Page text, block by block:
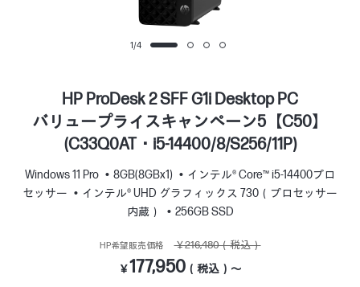
1/4
HP ProDesk 2 SFF G1i Desktop PC
バリュープライスキャンペーン5【C50】
(C33Q0AT・i5-14400/8/S256/11P)
Windows 11 Pro 8GB(8GBx1)
インテル® Core™ i5-14400プロ
セッサー
インテル® UHD グラフィックス 730（プロセッサー
内蔵）
256GB SSD
HP希望販売価格 ￥216,480（税込）
￥177,950 （税込）～